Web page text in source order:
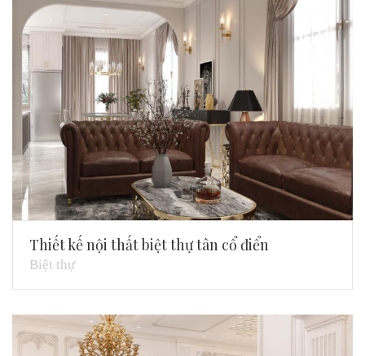
Thiết kế nội thất biệt thự tân cổ điển
Biệt thự